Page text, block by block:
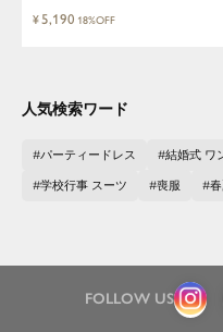
¥5,190 18%OFF
人気検索ワード
パーティードレス 結婚式 ワ
学校行事 スーツ 喪服
FOLLOW US